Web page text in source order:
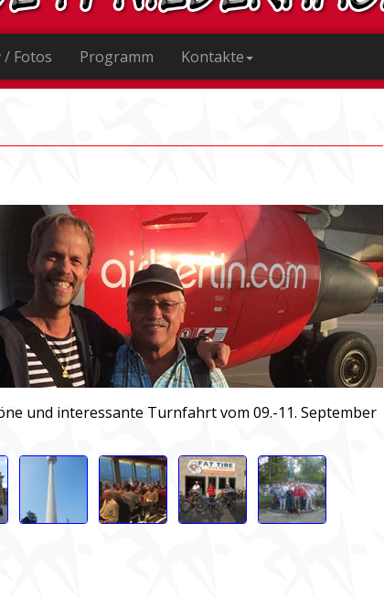
/ Fotos Programm Kontakte
und interessante Turnfahrt vom 09.-11. September